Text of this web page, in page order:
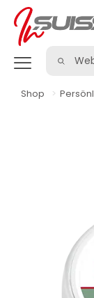
Shop >